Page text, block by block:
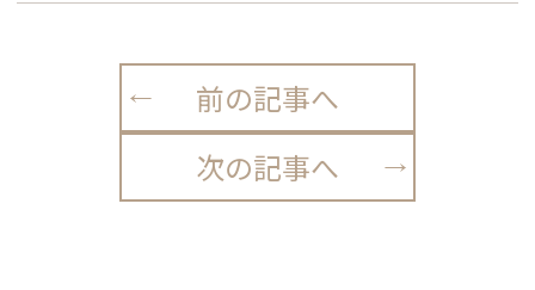
前の記事へ
次の記事へ